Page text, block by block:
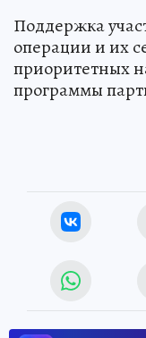
Поддержка
операции и их
приоритетных
программы